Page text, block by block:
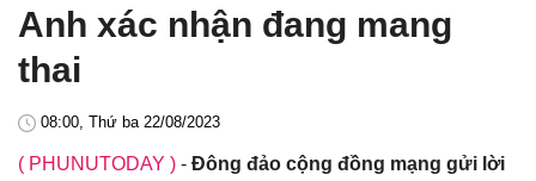
Anh xác nhận đang mang
thai
08:00, Thứ ba 22/08/2023
( PHUNUTODAY ) - Đông đảo cộng đồng mạng gửi lời